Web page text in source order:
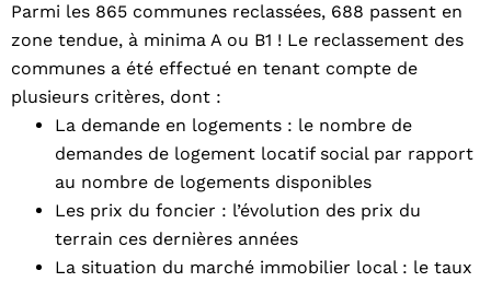
Parmi les 865 communes reclassées, 688 passent en
zone tendue, à minima A ou B1 ! Le reclassement des
communes a été effectué en tenant compte de
plusieurs critères, dont :
La demande en logements : le nombre de
demandes de logement locatif social par rapport
au nombre de logements disponibles
Les prix du foncier : l’évolution des prix du
terrain ces dernières années
La situation du marché immobilier local : le taux